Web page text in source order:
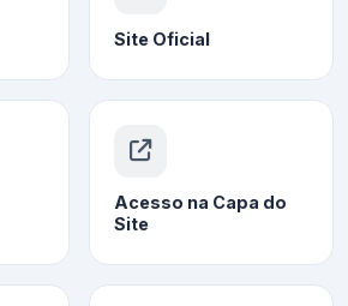
Site Oficial
Acesso na Capa do
Site